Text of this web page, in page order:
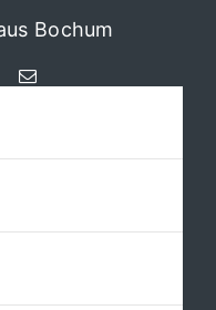
Bochum